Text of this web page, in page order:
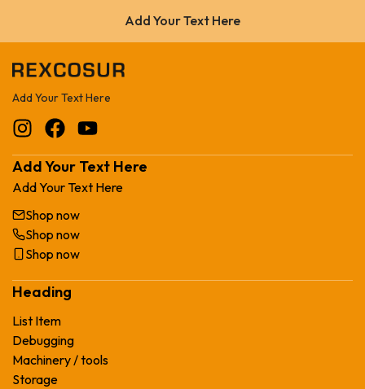
Add Your Text Here
Add Your Text Here
Add Your Text Here
Add Your Text Here
Shop now
Shop now
Shop now
Heading
List Item
Debugging
Machinery / tools
Storage